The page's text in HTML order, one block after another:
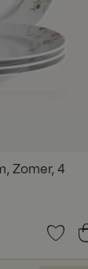
Zomer, 4